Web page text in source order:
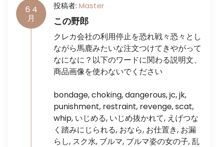
6 4
月
投稿者: Master
この野郎
クレカ会社の利用停止を恐れ戦々恐々とし
ながら馬鹿みたいな注文つけてきやがって
なになに？以下のワードに関わる説明文、
商品画像を使わないでください
bondage, choking, dangerous, jc, jk,
punishment, restraint, revenge, scat,
whip, いじめる, いじめ抜かれて, えげつな
く踏みにじられる, おなら, お仕置き, お漏
らし, スク水, ブルマ, ブルマ姿の女の子, 乱